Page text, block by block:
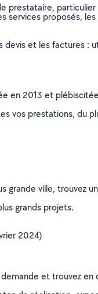
prestataire,
services proposés,
et les factures :
2013 et
vos prestations, du
grande ville, trouvez
grands projets.
2024)
et trouvez